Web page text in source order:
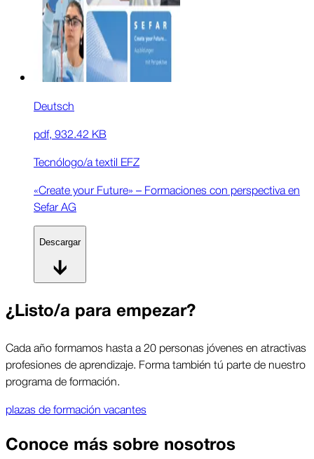
Deutsch
pdf, 932.42 KB
Tecnólogo/a textil EFZ
«Create your Future» – Formaciones con perspectiva en
Sefar AG
Descargar
¿Listo/a para empezar?
Cada año formamos hasta a 20 personas jóvenes en atractivas
profesiones de aprendizaje. Forma también tú parte de nuestro
programa de formación.
plazas de formación vacantes
Conoce más sobre nosotros